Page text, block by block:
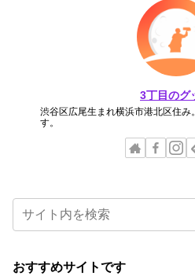
3丁目のグ
渋谷区広尾生まれ横浜市港北区住み
す。
おすすめサイトです